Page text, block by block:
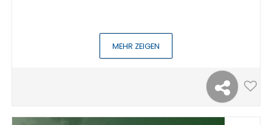
MEHR ZEIGEN